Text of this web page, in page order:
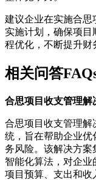
建议企业在实施合思
实施计划，确保项
程优化，不断提升财
相关问答
合思项目收支管理解
合思项目收支管理解
统，旨在帮助企业优
务风险。该解决方案
智能化算法，对企
项目预算、支出和收